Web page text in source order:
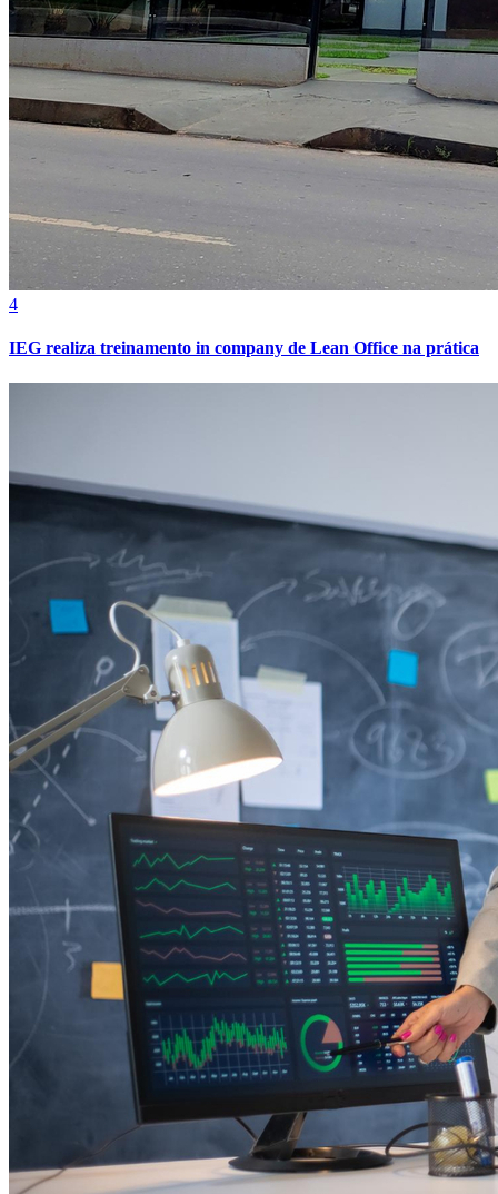
Grêmio
4
IEG realiza treinamento in company de Lean Office na prática